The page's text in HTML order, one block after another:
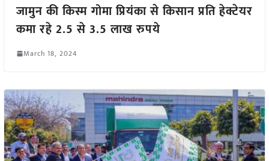
जामुन की किस्म गोमा प्रियंका से किसान प्रति हेक्टेयर
कमा रहे 2.5 से 3.5 लाख रुपये
March 18, 2024